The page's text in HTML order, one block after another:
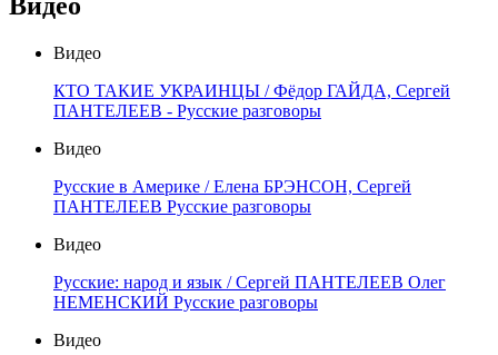
Видео
Видео
КТО ТАКИЕ УКРАИНЦЫ / Фёдор ГАЙДА, Сергей
ПАНТЕЛЕЕВ - Русские разговоры
Видео
Русские в Америке / Елена БРЭНСОН, Сергей
ПАНТЕЛЕЕВ Русские разговоры
Видео
Русские: народ и язык / Сергей ПАНТЕЛЕЕВ Олег
НЕМЕНСКИЙ Русские разговоры
Видео